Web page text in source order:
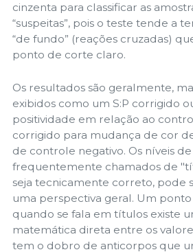
cinzenta para classificar as
“suspeitas”, pois o teste tende a
“de fundo” (reações cruzadas)
ponto de corte claro.
Os resultados são geralmente,
exibidos como um S:P corrigido
positividade em relação ao
corrigido para mudança de cor
de controle negativo. Os níveis
frequentemente chamados de
seja tecnicamente correto, pode
uma perspectiva geral. Um
quando se fala em títulos existe
matemática direta entre os
tem o dobro de anticorpos que